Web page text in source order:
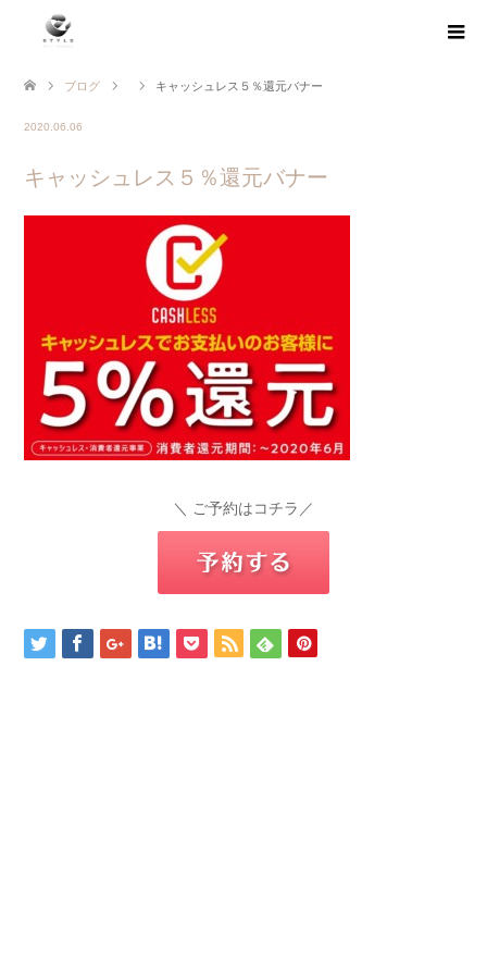
ブログ キャッシュレス５％還元バナー
2020.06.06
キャッシュレス５％還元バナー
＼ ご予約はコチラ／